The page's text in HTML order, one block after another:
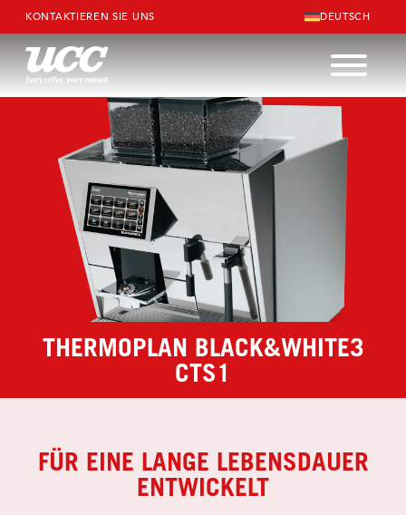
KONTAKTIEREN SIE UNS DEUTSCH
THERMOPLAN BLACK&WHITE3
CTS1
FÜR EINE LANGE LEBENSDAUER
ENTWICKELT